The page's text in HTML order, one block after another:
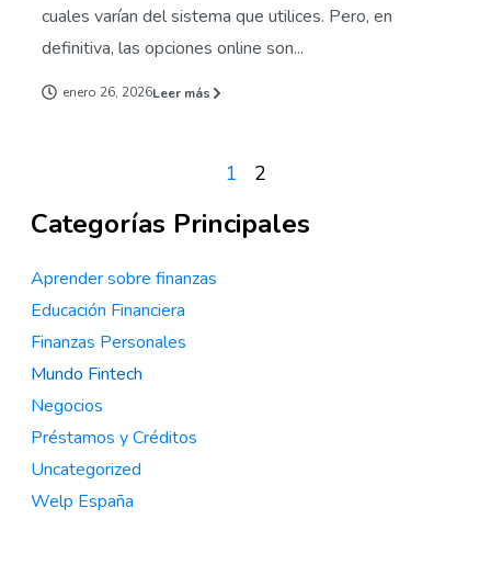
cuales varían del sistema que utilices. Pero, en
definitiva, las opciones online son...
enero 26, 2026Leer más
1 2
Categorías Principales
Aprender sobre finanzas
Educación Financiera
Finanzas Personales
Mundo Fintech
Negocios
Préstamos y Créditos
Uncategorized
Welp España